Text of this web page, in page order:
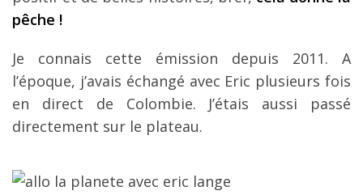
pêche !
Je connais cette émission depuis 2011. A
l’époque, j’avais échangé avec Eric plusieurs fois
en direct de Colombie. J’étais aussi passé
directement sur le plateau.